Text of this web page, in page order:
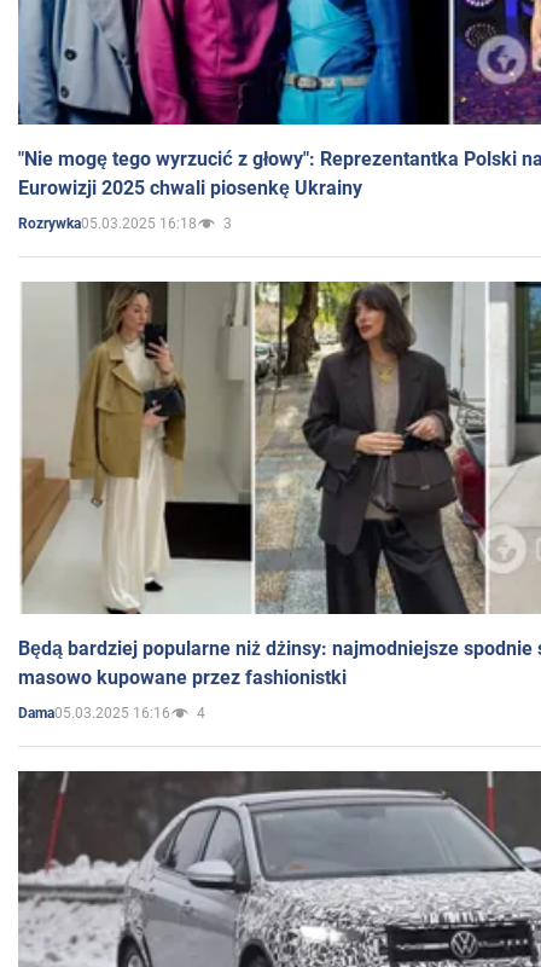
"Nie mogę tego wyrzucić z głowy": Reprezentantka Polski
Eurowizji 2025 chwali piosenkę Ukrainy
Rozrywka05.03.2025 16:18 3
Będą bardziej popularne niż dżinsy: najmodniejsze spodnie
masowo kupowane przez fashionistki
Dama05.03.2025 16:16 4